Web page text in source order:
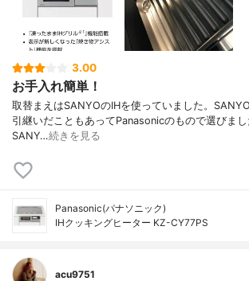
3.00
お手入れ簡単！
取替まえはSANYOのIHを使っていました。
引継いだこともあってPanasonicのもので選びま
SANY…続きを見る
Panasonic(パナソニック)
IHクッキングヒーター KZ-CY77PS
acu9751